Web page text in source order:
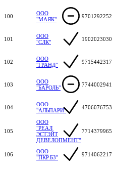
100
ООО
"МАЯК"
9701292252
101
ООО
"СЛК"
1902023030
102
ООО
"ГРАНД"
9715442317
103
ООО
"БАРОЛЬ"
7744002941
104
ООО
"АЛЬПАРИ"
4706076753
105
ООО
"РЕАЛ
ЭСТЭЙТ
ДЕВЕЛОПМЕНТ"
7714379965
106
ООО
"ПКР.БЗ"
9714062217